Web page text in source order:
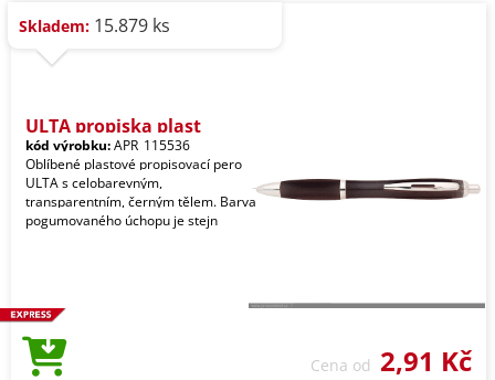
Skladem: 15.879 ks
ULTA propiska plast
kód výrobku:APR_115536
Oblíbené plastové propisovací pero
ULTA s celobarevným,
transparentním, černým tělem. Barva
pogumovaného úchopu je stejn
Cena od 2,91 Kč